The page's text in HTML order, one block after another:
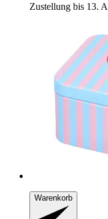
Zustellung bis 13.
Warenkorb